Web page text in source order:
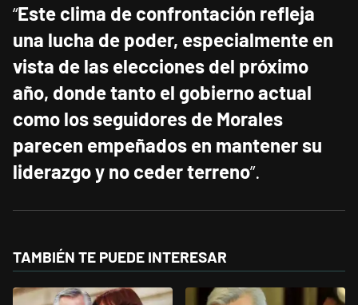
“Este clima de confrontación refleja
una lucha de poder, especialmente en
vista de las elecciones del próximo
año, donde tanto el gobierno actual
como los seguidores de Morales
parecen empeñados en mantener su
liderazgo y no ceder terreno”.
TAMBIÉN TE PUEDE INTERESAR